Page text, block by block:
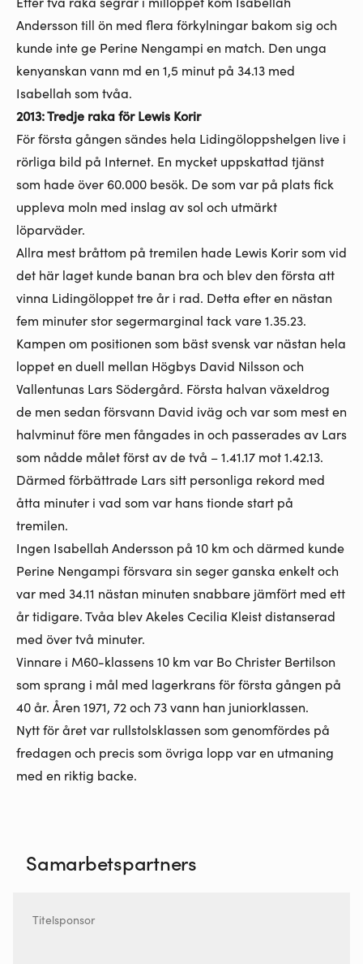
Andersson till ön med flera förkylningar bakom sig och
kunde inte ge Perine Nengampi en match. Den unga
kenyanskan vann md en 1,5 minut på 34.13 med
Isabellah som tvåa.
2013: Tredje raka för Lewis Korir
För första gången sändes hela Lidingöloppshelgen live i
rörliga bild på Internet. En mycket uppskattad tjänst
som hade över 60.000 besök. De som var på plats fick
uppleva moln med inslag av sol och utmärkt
löparväder.
Allra mest bråttom på tremilen hade Lewis Korir som vid
det här laget kunde banan bra och blev den första att
vinna Lidingöloppet tre år i rad. Detta efter en nästan
fem minuter stor segermarginal tack vare 1.35.23.
Kampen om positionen som bäst svensk var nästan hela
loppet en duell mellan Högbys David Nilsson och
Vallentunas Lars Södergård. Första halvan växeldrog
de men sedan försvann David iväg och var som mest en
halvminut före men fångades in och passerades av Lars
som nådde målet först av de två – 1.41.17 mot 1.42.13.
Därmed förbättrade Lars sitt personliga rekord med
åtta minuter i vad som var hans tionde start på
tremilen.
Ingen Isabellah Andersson på 10 km och därmed kunde
Perine Nengampi försvara sin seger ganska enkelt och
var med 34.11 nästan minuten snabbare jämfört med ett
år tidigare. Tvåa blev Akeles Cecilia Kleist distanserad
med över två minuter.
Vinnare i M60-klassens 10 km var Bo Christer Bertilson
som sprang i mål med lagerkrans för första gången på
40 år. Åren 1971, 72 och 73 vann han juniorklassen.
Nytt för året var rullstolsklassen som genomfördes på
fredagen och precis som övriga lopp var en utmaning
med en riktig backe.
Samarbetspartners
Titelsponsor